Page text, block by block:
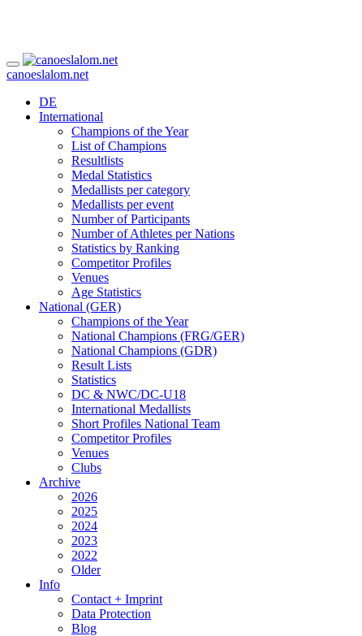
canoeslalom.net
DE
International
Champions of the Year
List of Champions
Resultlists
Medal Statistics
Medallists per category
Medallists per event
Number of Participants
Number of Athletes per Nations
Statistics by Ranking
Competitor Profiles
Venues
Age Statistics
National (GER)
Champions of the Year
National Champions (FRG/GER)
National Champions (GDR)
Result Lists
Statistics
DC & NWC/DC-U18
International Medallists
Short Profiles National Team
Competitor Profiles
Venues
Clubs
Archive
2026
2025
2024
2023
2022
Older
Info
Contact + Imprint
Data Protection
Blog